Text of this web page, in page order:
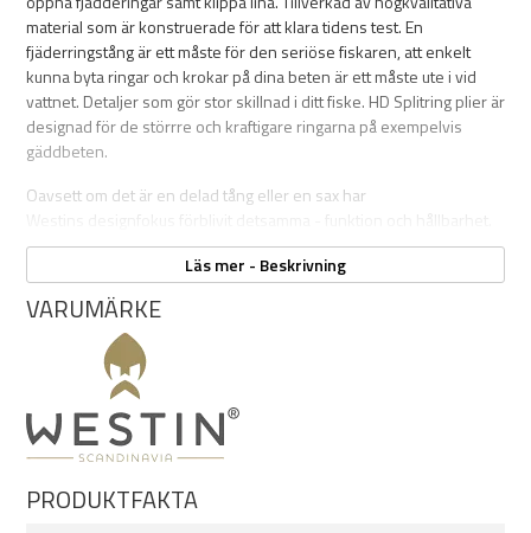
material som är konstruerade för att klara tidenstest.En
fjäderringstång är ett måste för den seriöse fiskaren, att enkelt
kunna byta ringar och krokar på dina beten är ett måste ute i vid
vattnet. Detaljer som gör stor skillnad i ditt fiske. HD Splitring plier är
designad för de störrre och kraftigare ringarna på exempelvis
gäddbeten.
Oavsett om det är en delad tång eller en sax har
Dessa verktyg är utformade för de mest krävande sportfiskare som
vet vikten av kvalitet och tillförlitlighet.
Specifikation:
XL: 19cm
Rostfritt stål
Korrosionsbeständig titanbeläggning
Ringöppnare
Ergonomiskt och slitstarkt grepphandtag
Läs mer - Beskrivning
VARUMÄRKE
PRODUKTFAKTA